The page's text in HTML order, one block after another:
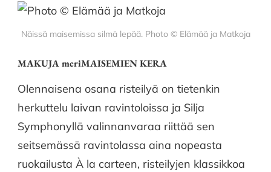
Näissä maisemissa silmä lepää. Photo © Elämää ja Matkoja
MAKUJA meriMAISEMIEN KERA
Olennaisena osana risteilyä on tietenkin
herkuttelu laivan ravintoloissa ja Silja
Symphonyllä valinnanvaraa riittää sen
seitsemässä ravintolassa aina nopeasta
ruokailusta À la carteen, risteilyjen klassikkoa